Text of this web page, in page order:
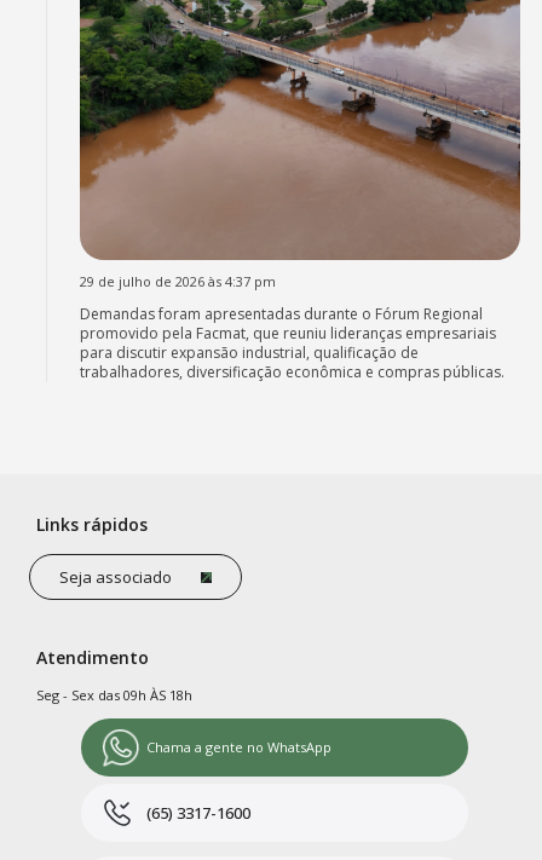
29 de julho de 2026 às 4:37 pm
Demandas foram apresentadas durante o Fórum Regional
promovido pela Facmat, que reuniu lideranças empresariais
para discutir expansão industrial, qualificação de
trabalhadores, diversificação econômica e compras públicas.
Links rápidos
Seja associado
Atendimento
Seg - Sex das 09h ÀS 18h
Chama a gente no WhatsApp
(65) 3317-1600